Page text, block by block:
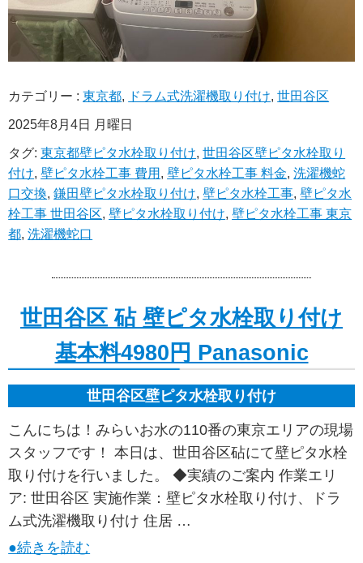
カテゴリー :東京都, ドラム式洗濯機取り付け,世田谷区
2025年8月4日 月曜日
タグ:東京都壁ピタ水栓取り付け,世田谷区壁ピタ水栓取り
付け,壁ピタ水栓工事 費用 ,壁ピタ水栓工事 料金,洗濯機蛇
口交換,鎌田壁ピタ水栓取り付け,壁ピタ水栓工事,壁ピタ水
栓工事 世田谷区,壁ピタ水栓取り付け,壁ピタ水栓工事 東京
都,洗濯機蛇口
世田谷区 砧 壁ピタ水栓取り付け
基本料4980円 Panasonic
世田谷区壁ピタ水栓取り付け
こんにちは！みらいお水の110番の東京エリアの現場
スタッフです！ 本日は、世田谷区砧にて壁ピタ水栓
取り付けを行いました。 ◆実績のご案内 作業エリ
ア: 世田谷区 実施作業：壁ピタ水栓取り付け、ドラ
ム式洗濯機取り付け 住居 …
●続きを読む